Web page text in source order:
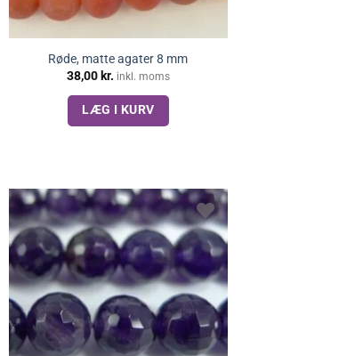
Røde, matte agater 8 mm
38,00 kr. inkl. moms
LÆG I KURV